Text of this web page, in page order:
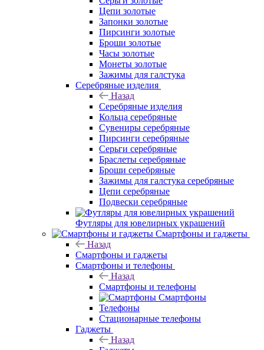
Цепи золотые
Запонки золотые
Пирсинги золотые
Броши золотые
Часы золотые
Монеты золотые
Зажимы для галстука
Серебряные изделия
Назад
Серебряные изделия
Кольца серебряные
Сувениры серебряные
Пирсинги серебряные
Серьги серебряные
Браслеты серебряные
Броши серебряные
Зажимы для галстука серебряные
Цепи серебряные
Подвески серебряные
Футляры для ювелирных украшений
Смартфоны и гаджеты
Назад
Смартфоны и гаджеты
Смартфоны и телефоны
Назад
Смартфоны и телефоны
Смартфоны
Телефоны
Стационарные телефоны
Гаджеты
Назад